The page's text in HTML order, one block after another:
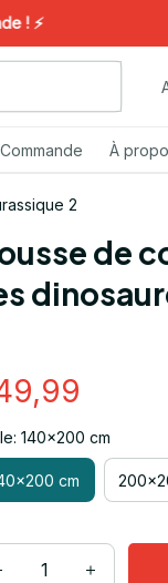
À
2
de
140x200 cm
cm